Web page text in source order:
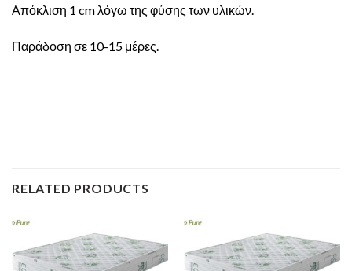
Απόκλιση 1 cm λόγω της φύσης των υλικών.
Παράδοση σε 10-15 μέρες.
RELATED PRODUCTS